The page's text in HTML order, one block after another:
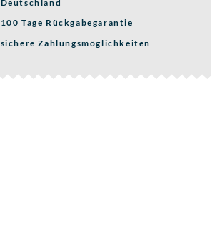
Deutschland
100 Tage Rückgabegarantie
sichere Zahlungsmöglichkeiten